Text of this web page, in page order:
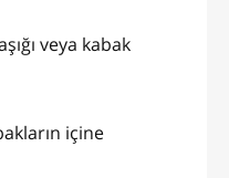
veya kabak
içine